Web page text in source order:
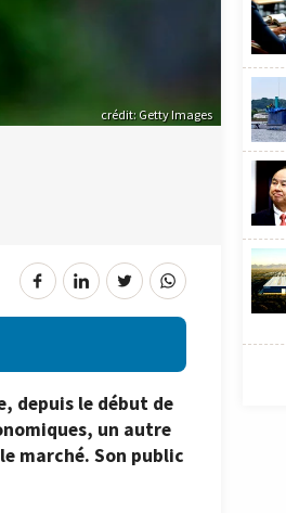
crédit: Getty Images
depuis le début de
un autre
marché. Son public